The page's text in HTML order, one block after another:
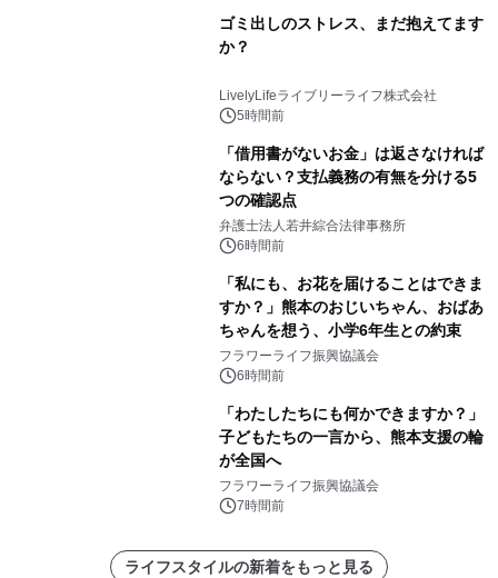
ゴミ出しのストレス、まだ抱えてます
か？
LivelyLifeライブリーライフ株式会社
5時間前
「借用書がないお金」は返さなければ
ならない？支払義務の有無を分ける5
つの確認点
弁護士法人若井綜合法律事務所
6時間前
「私にも、お花を届けることはできま
すか？」熊本のおじいちゃん、おばあ
ちゃんを想う、小学6年生との約束
フラワーライフ振興協議会
6時間前
「わたしたちにも何かできますか？」
子どもたちの一言から、熊本支援の輪
が全国へ
フラワーライフ振興協議会
7時間前
ライフスタイルの新着をもっと見る